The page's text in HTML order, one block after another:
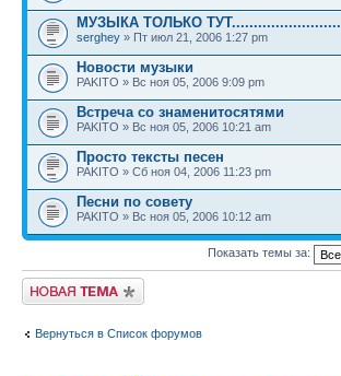
МУЗЫКА ТОЛЬКО ТУТ.........................
serghey » Пт июл 21, 2006 1:27 pm
Новости музыки
PAKITO » Вс ноя 05, 2006 9:09 pm
Встреча со знаменитосятями
PAKITO » Вс ноя 05, 2006 10:21 am
Просто тексты песен
PAKITO » Сб ноя 04, 2006 11:23 pm
Песни по совету
PAKITO » Вс ноя 05, 2006 10:12 am
Показать темы за:
Новая тема
Вернуться в Список форумов